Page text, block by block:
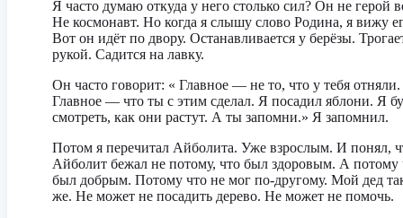
Я часто думаю откуда у него столько сил? Он не герой
Не космонавт. Но когда я слышу слово Родина, я вижу
Вот он идёт по двору. Останавливается у берёзы.
рукой. Садится на лавку.
Он часто говорит: « Главное — не то, что у тебя отняли.
Главное — что ты с этим сделал. Я посадил яблони. Я
смотреть, как они растут. А ты запомни.» Я запомнил.
Потом я перечитал Айболита. Уже взрослым. И понял,
Айболит бежал не потому, что был здоровым. А потому
был добрым. Потому что не мог по-другому. Мой дед
же. Не может не посадить дерево. Не может не помочь.